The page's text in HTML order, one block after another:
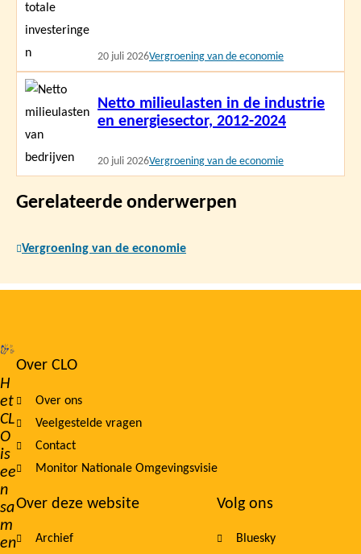
20 juli 2026Vergroening van de economie
Netto milieulasten in de industrie
en energiesector, 2012-2024
20 juli 2026Vergroening van de economie
Lees
meer
Gerelateerde onderwerpen
Vergroening van de economie
H
et
CL
O
is
ee
n
sa
m
en
Footer
navigation
Over CLO
Over ons
Veelgestelde vragen
Contact
Monitor Nationale Omgevingsvisie
Over deze website
Archief
Volg ons
Bluesky